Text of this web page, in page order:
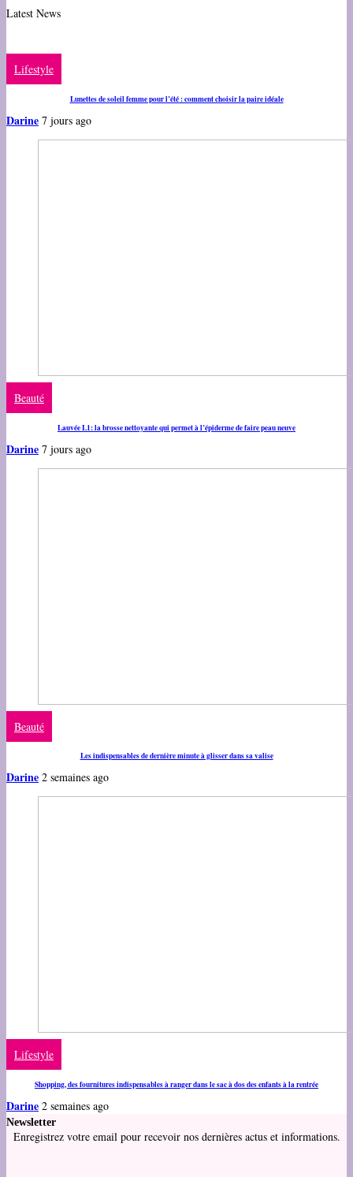
Latest News
Lifestyle
Lunettes de soleil femme pour l’été : comment choisir la paire idéale
Darine 7 jours ago
Beauté
Lauvée L1: la brosse nettoyante qui permet à l’épiderme de faire peau neuve
Darine 7 jours ago
Beauté
Les indispensables de dernière minute à glisser dans sa valise
Darine 2 semaines ago
Lifestyle
Shopping, des fournitures indispensables à ranger dans le sac à dos des enfants à la rentrée
Darine 2 semaines ago
Newsletter
Enregistrez votre email pour recevoir nos dernières actus et informations.